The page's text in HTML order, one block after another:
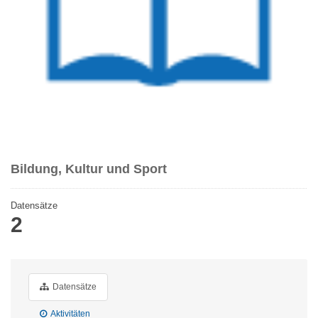
Bildung, Kultur und Sport
Datensätze
2
Datensätze
Aktivitäten